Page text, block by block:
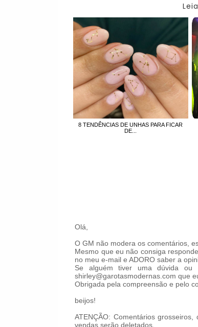
8 TENDÊNCIAS DE UNHAS PARA FICAR
DE...
Olá,
O GM não modera os comentários,
Mesmo que eu não consiga
no meu e-mail e ADORO saber a
Se alguém tiver uma dúvida ou
shirley@garotasmodernas.com que
Obrigada pela compreensão e pelo
beijos!
ATENÇÃO: Comentários
vendas serão deletados.